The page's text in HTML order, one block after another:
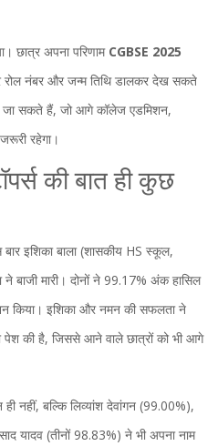
छात्र अपना परिणाम CGBSE 2025
नंबर और जन्म तिथि डालकर देख सकते
जा सकते हैं, जो आगे कॉलेज एडमिशन,
रहेगा।
की बात ही कुछ
इशिका बाला (शासकीय HS स्कूल,
बाजी मारी। दोनों ने 99.17% अंक हासिल
किया। इशिका और नमन की सफलता ने
पेश की है, जिससे आने वाले छात्रों को भी आगे
नहीं, बल्कि लिव्यांश देवांगन (99.00%),
यादव (तीनों 98.83%) ने भी अपना नाम